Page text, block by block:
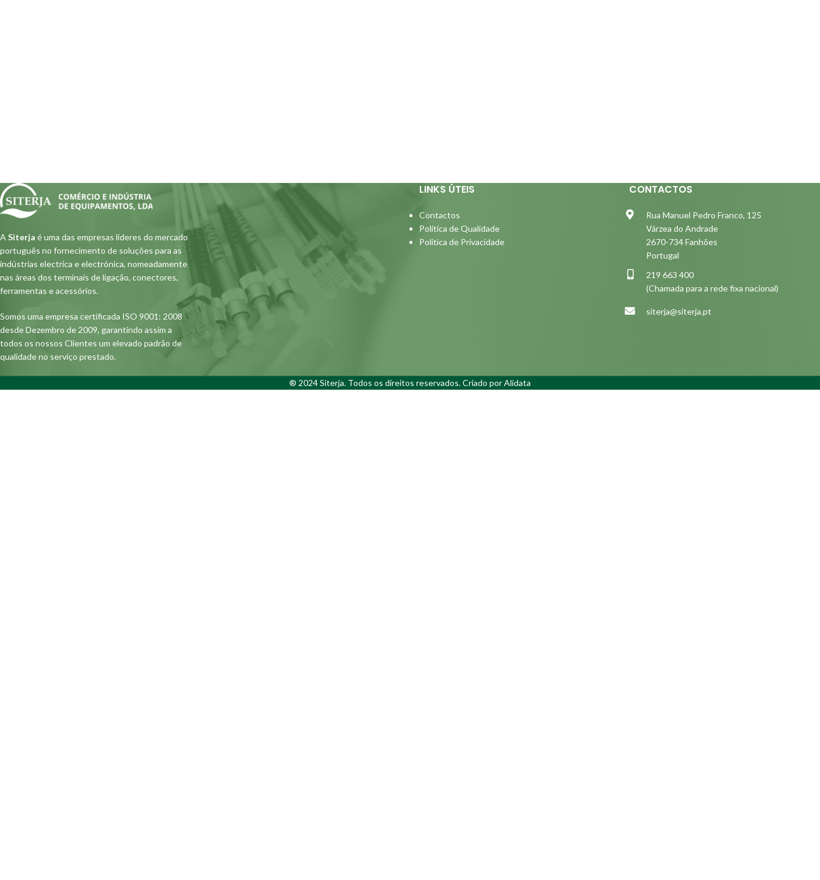
A Siterja é uma das empresas lideres do mercado
português no fornecimento de soluções para as
indústrias electrica e electrónica, nomeadamente
nas áreas dos terminais de ligação, conectores,
ferramentas e acessórios.
Somos uma empresa certificada ISO 9001: 2008
desde Dezembro de 2009, garantindo assim a
todos os nossos Clientes um elevado padrão de
qualidade no serviço prestado.
LINKS ÚTEIS
Contactos
Política de Qualidade
Politica de Privacidade
CONTACTOS
Rua Manuel Pedro Franco, 125
Várzea do Andrade
2670-734 Fanhões
Portugal
219 663 400
(Chamada para a rede fixa nacional)
siterja@siterja.pt
® 2024 Siterja. Todos os direitos reservados. Criado porAlidata